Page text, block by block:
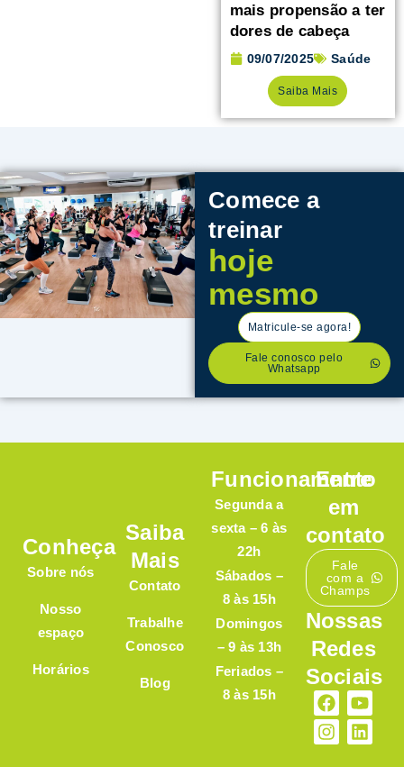
mais propensão a ter
dores de cabeça
09/07/2025 Saúde
Saiba Mais
Comece a
treinar
hoje
mesmo
Matricule-se agora!
Fale conosco pelo
Whatsapp
Conheça
Sobre nós
Nosso
espaço
Horários
Saiba
Mais
Contato
Trabalhe
Conosco
Blog
Funcionamento
Segunda a
sexta – 6 às
22h
Sábados –
8 às 15h
Domingos
– 9 às 13h
Feriados –
8 às 15h
Entre
em
contato
Fale
com a
Champs
Nossas
Redes
Sociais
F
a
c
Y
o
u
I
n
s
L
i
n